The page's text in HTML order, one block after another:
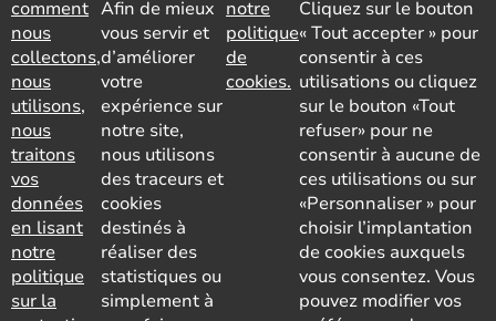
ESTP - T130 Savoir décrypter et mieux exploiter
l’étude thermique
Présentiel
ESTP - T165 Maitriser les fondamentaux de la
rénovation énergétique des bâtiments
Présentiel
ESTP - T170 Introduction à la conception
bioclimatique
Présentiel
comment
nous
collectons,
nous
utilisons,
nous
traitons
vos
données
en lisant
notre
politique
sur la
Afin de mieux
vous servir et
d’améliorer
votre
expérience sur
notre site,
nous utilisons
des traceurs et
cookies
destinés à
réaliser des
statistiques ou
simplement à
notre
politique
de
cookies.
Cliquez sur le bouton
« Tout accepter » pour
consentir à ces
utilisations ou cliquez
sur le bouton «Tout
refuser» pour ne
consentir à aucune de
ces utilisations ou sur
«Personnaliser » pour
choisir l’implantation
de cookies auxquels
vous consentez. Vous
pouvez modifier vos